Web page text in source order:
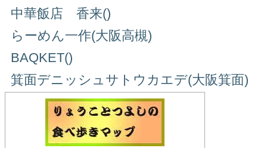
中華飯店 香来()
らーめん一作(大阪高槻)
BAQKET()
箕面デニッシュサトウカエデ(大阪箕面)